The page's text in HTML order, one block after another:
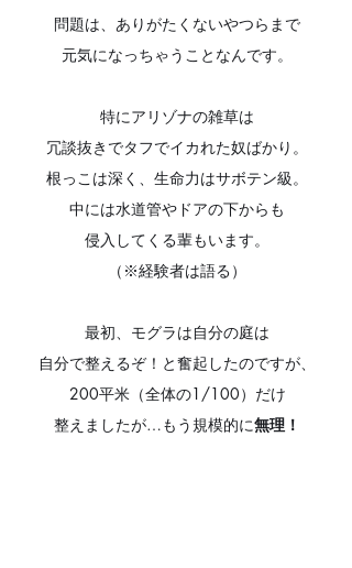
問題は、ありがたくないやつらまで
元気になっちゃうことなんです。
特にアリゾナの雑草は
冗談抜きでタフでイカれた奴ばかり。
根っこは深く、生命力はサボテン級。
中には水道管やドアの下からも
侵入してくる輩もいます。
（※経験者は語る）
最初、モグラは自分の庭は
自分で整えるぞ！と奮起したのですが、
200平米（全体の1/100）だけ
整えましたが…もう規模的に無理！